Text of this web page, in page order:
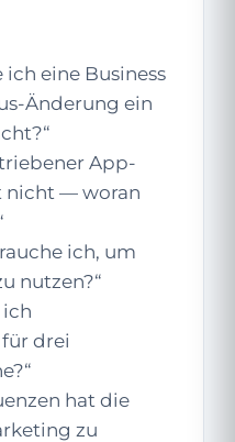
eine Business
Änderung ein
App-
nicht — woran
ich, um
nutzen?“
ich
drei
hat die
zu